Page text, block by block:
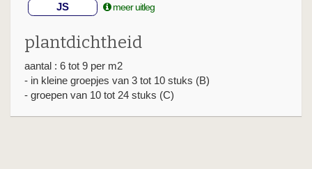
JS meer uitleg
plantdichtheid
aantal : 6 tot 9 per m2
- in kleine groepjes van 3 tot 10 stuks (B)
- groepen van 10 tot 24 stuks (C)